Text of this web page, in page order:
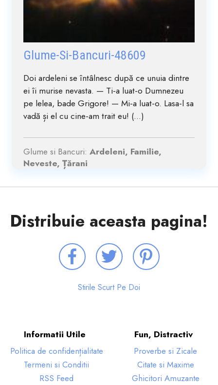
Glume-Si-Bancuri-48609
Doi ardeleni se întâlnesc după ce unuia dintre
ei îi murise nevasta. — Ti-a luat-o Dumnezeu
pe lelea, bade Grigore! — Mi-a luat-o. Lasa-l sa
vadă și el cu cine-am trait eu! (...)
Glume si Bancuri: Ardeleni, Familie,
Neveste, Țărani
Distribuie aceasta pagina!
Stirile Scurt Pe Doi
Informatii Utile
Politica de confidențialitate
Termeni si Conditii
RSS Feed
Fun, Distractiv
Proverbe si Zicale
Citate si Maxime
Ghicitori Amuzante